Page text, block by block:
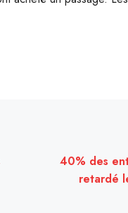
40% des
retardé